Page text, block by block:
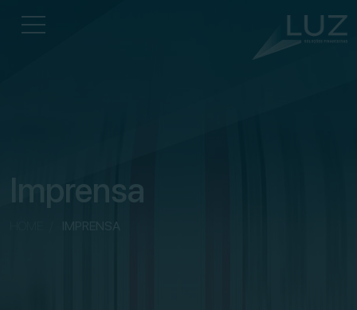
Imprensa
IMPRENSA